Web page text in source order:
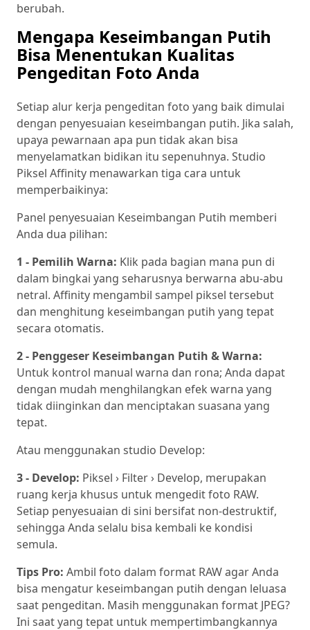
berubah.
Mengapa Keseimbangan Putih
Bisa Menentukan Kualitas
Pengeditan Foto Anda
Setiap alur kerja pengeditan foto yang baik dimulai
dengan penyesuaian keseimbangan putih. Jika salah,
upaya pewarnaan apa pun tidak akan bisa
menyelamatkan bidikan itu sepenuhnya. Studio
Piksel Affinity menawarkan tiga cara untuk
memperbaikinya:
Panel penyesuaian Keseimbangan Putih memberi
Anda dua pilihan:
1 - Pemilih Warna: Klik pada bagian mana pun di
dalam bingkai yang seharusnya berwarna abu-abu
netral. Affinity mengambil sampel piksel tersebut
dan menghitung keseimbangan putih yang tepat
secara otomatis.
2 - Penggeser Keseimbangan Putih & Warna:
Untuk kontrol manual warna dan rona; Anda dapat
dengan mudah menghilangkan efek warna yang
tidak diinginkan dan menciptakan suasana yang
tepat.
Atau menggunakan studio Develop:
3 - Develop: Piksel › Filter › Develop, merupakan
ruang kerja khusus untuk mengedit foto RAW.
Setiap penyesuaian di sini bersifat non-destruktif,
sehingga Anda selalu bisa kembali ke kondisi
semula.
Tips Pro: Ambil foto dalam format RAW agar Anda
bisa mengatur keseimbangan putih dengan leluasa
saat pengeditan. Masih menggunakan format JPEG?
Ini saat yang tepat untuk mempertimbangkannya